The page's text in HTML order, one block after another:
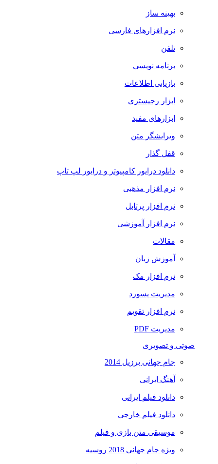
بهینه ساز
نرم افزارهای فارسی
تلفن
برنامه نویسی
بازیابی اطلاعات
ابزار رجیستری
ابزارهای مفید
ویرایشگر متن
قفل گذار
دانلود درایور کامپیوتر و درایور لپ تاپ
نرم افزار مذهبی
نرم افزار پرتابل
نرم افزار آموزشی
مقالات
آموزش زبان
نرم افزار مک
مدیریت پسورد
نرم افزار تقویم
مدیریت PDF
صوتی و تصویری
جام جهانی برزیل 2014
آهنگ ایرانی
دانلود فیلم ایرانی
دانلود فیلم خارجی
موسیقی متن بازی و فیلم
ویژه جام جهانی 2018 روسیه